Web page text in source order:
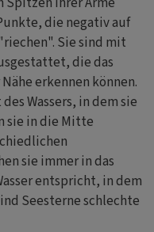
die negativ auf
Sie sind mit
die das
erkennen können.
Wassers, in dem sie
sie in die Mitte
sie immer in das
entspricht, in dem
Seesterne schlechte